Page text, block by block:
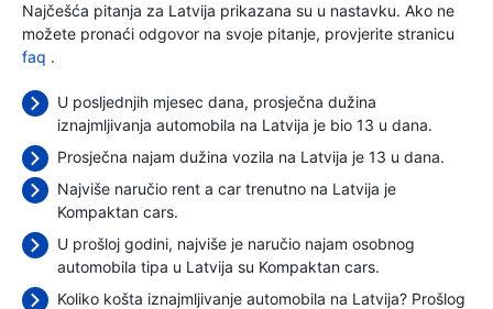
Najčešća pitanja za Latvija prikazana su u nastavku. Ako ne
možete pronaći odgovor na svoje pitanje, provjerite stranicu
faq .
U posljednjih mjesec dana, prosječna dužina
iznajmljivanja automobila na Latvija je bio 13 u dana.
Prosječna najam dužina vozila na Latvija je 13 u dana.
Najviše naručio rent a car trenutno na Latvija je
Kompaktan cars.
U prošloj godini, najviše je naručio najam osobnog
automobila tipa u Latvija su Kompaktan cars.
Koliko košta iznajmljivanje automobila na Latvija? Prošlog